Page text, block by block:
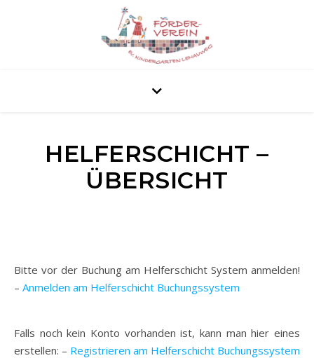
HELFERSCHICHT –
ÜBERSICHT
Bitte vor der Buchung am Helferschicht System anmelden!
– Anmelden am Helferschicht Buchungssystem
Falls noch kein Konto vorhanden ist, kann man hier eines
erstellen: – Registrieren am Helferschicht Buchungssystem